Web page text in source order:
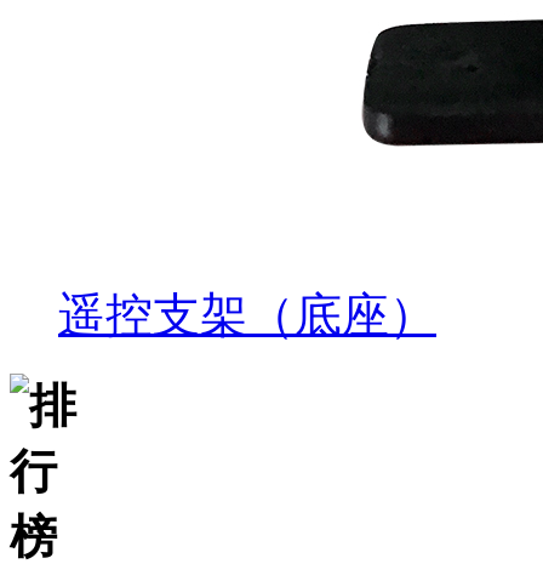
遥控支架（底座）